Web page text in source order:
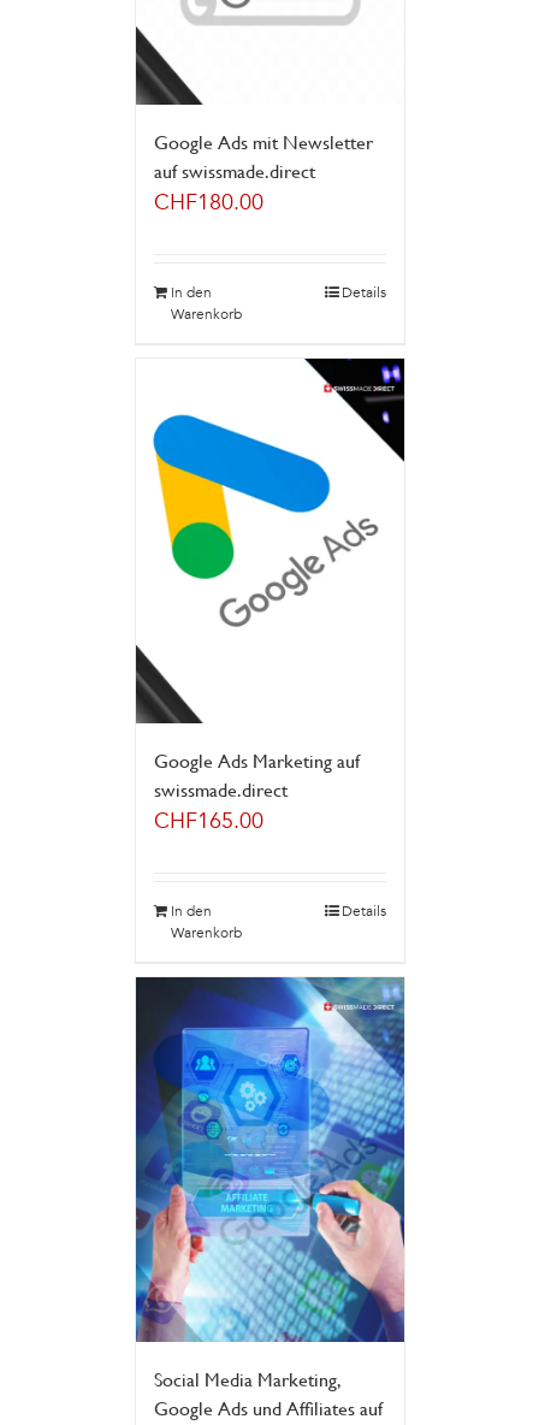
Google Ads mit Newsletter
auf swissmade.direct
CHF180.00
In den
Warenkorb
Details
Google Ads Marketing auf
swissmade.direct
CHF165.00
In den
Warenkorb
Details
Social Media Marketing,
Google Ads und Affiliates auf